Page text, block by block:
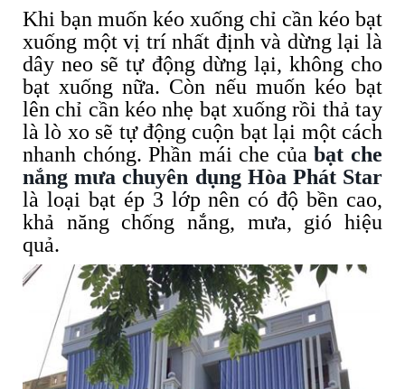
Khi bạn muốn kéo xuống chỉ cần kéo bạt
xuống một vị trí nhất định và dừng lại là
dây neo sẽ tự động dừng lại, không cho
bạt xuống nữa. Còn nếu muốn kéo bạt
lên chỉ cần kéo nhẹ bạt xuống rồi thả tay
là lò xo sẽ tự động cuộn bạt lại một cách
nhanh chóng. Phần mái che củabạt che
nắng mưa chuyên dụng Hòa Phát Star
là loại bạt ép 3 lớp nên có độ bền cao,
khả năng chống nắng, mưa, gió hiệu
quả.